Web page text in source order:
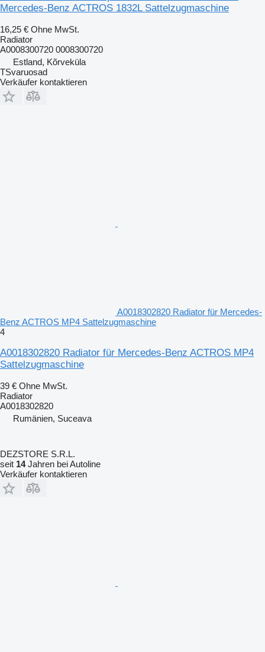
Mercedes-Benz ACTROS 1832L Sattelzugmaschine
16,25 € Ohne MwSt.
Radiator
A0008300720 0008300720
Estland, Kõrveküla
TSvaruosad
Verkäufer kontaktieren
A0018302820 Radiator für Mercedes-
Benz ACTROS MP4 Sattelzugmaschine
4
A0018302820 Radiator für Mercedes-Benz ACTROS MP4
Sattelzugmaschine
39 € Ohne MwSt.
Radiator
A0018302820
Rumänien, Suceava
DEZSTORE S.R.L.
seit 14Jahren bei Autoline
Verkäufer kontaktieren